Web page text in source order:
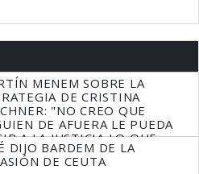
MENEM SOBRE LA
DE CRISTINA
"NO CREO QUE
DE AFUERA LE PUEDA
A LA JUSTICIA LO QUE
QUE HACER"
DIJO BARDEM DE LA
DE CEUTA